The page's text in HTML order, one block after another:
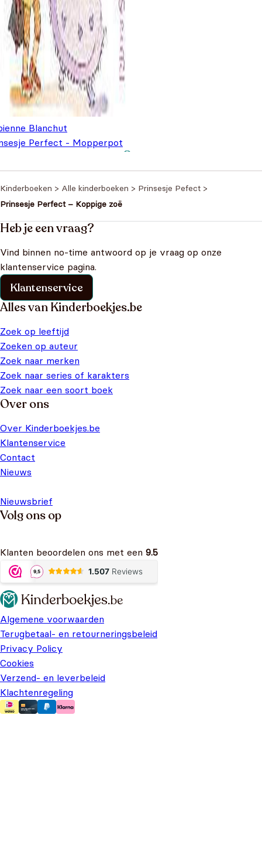
Blanchut
Perfect - Mopperpot
Kinderboeken > Alle kinderboeken > Prinsesje Pefect >
Prinsesje Perfect – Koppige zoë
Heb je een vraag?
Vind binnen no-time antwoord op je vraag op onze
klantenservice pagina.
Klantenservice
Alles van Kinderboekjes.be
Zoek op leeftijd
Zoeken op auteur
Zoek naar merken
Zoek naar series of karakters
Zoek naar een soort boek
Over ons
Over Kinderboekjes.be
Klantenservice
Contact
Nieuws
Nieuwsbrief
Volg ons op
Klanten beoordelen ons met een 9.5
Algemene voorwaarden
Terugbetaal- en retourneringsbeleid
Privacy Policy
Cookies
Verzend- en leverbeleid
Klachtenregeling